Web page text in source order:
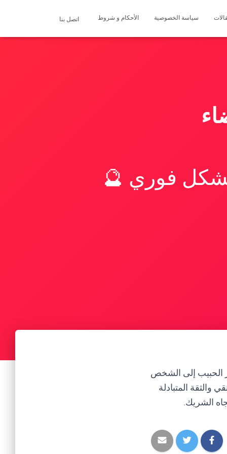
سياسة الخصوصية الأحكام و شروط اتصل بنا
فوري 🔮
الحبيب إلى الشخص
والثقة المتبادلة
الشريك.